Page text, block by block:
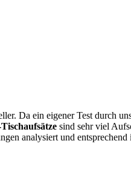
Da ein eigener Test durch
sind sehr viel
analysiert und